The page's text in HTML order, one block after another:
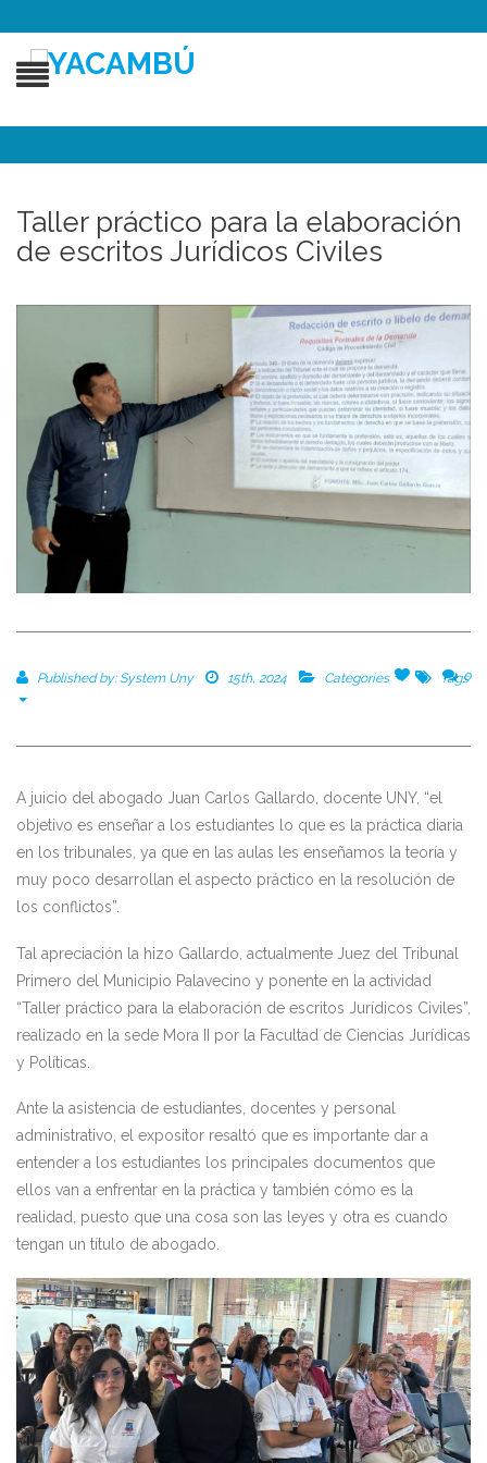
Taller práctico para la elaboración
de escritos Jurídicos Civiles
Published by: System Uny 15th, 2024 Categories Tags0
0
A juicio del abogado Juan Carlos Gallardo, docente UNY, “el
objetivo es enseñar a los estudiantes lo que es la práctica diaria
en los tribunales, ya que en las aulas les enseñamos la teoría y
muy poco desarrollan el aspecto práctico en la resolución de
los conflictos”.
Tal apreciación la hizo Gallardo, actualmente Juez del Tribunal
Primero del Municipio Palavecino y ponente en la actividad
“Taller práctico para la elaboración de escritos Jurídicos Civiles”,
realizado en la sede Mora II por la Facultad de Ciencias Jurídicas
y Políticas.
Ante la asistencia de estudiantes, docentes y personal
administrativo, el expositor resaltó que es importante dar a
entender a los estudiantes los principales documentos que
ellos van a enfrentar en la práctica y también cómo es la
realidad, puesto que una cosa son las leyes y otra es cuando
tengan un título de abogado.